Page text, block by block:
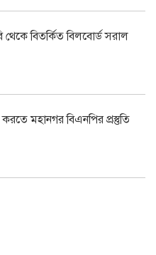
থেকে বিতর্কিত বিলবোর্ড সরাল
মহানগর বিএনপির প্রস্তুতি